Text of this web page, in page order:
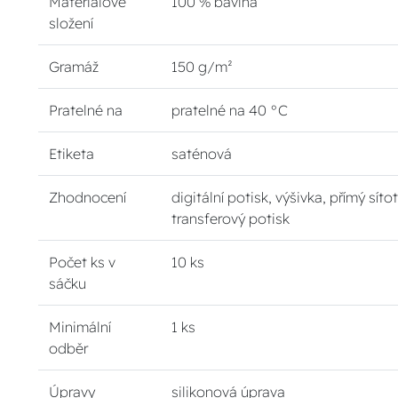
složení
Gramáž 150 g/m²
Pratelné na pratelné na 40 °C
Etiketa saténová
Zhodnocení
digitální potisk, výšivka, přímý
transferový potisk
Počet ks v
sáčku
10 ks
Minimální
odběr
1 ks
Úpravy silikonová úprava